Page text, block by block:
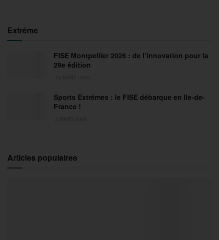
Extrême
FISE Montpellier 2026 : de l’innovation pour la
29e édition
Sports Extrêmes : le FISE débarque en Ile-de-
France !
Articles populaires